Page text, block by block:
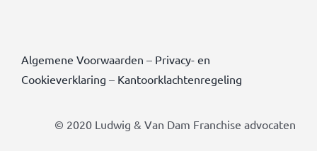
Algemene Voorwaarden – Privacy- en
Cookieverklaring – Kantoorklachtenregeling
© 2020 Ludwig & Van Dam Franchise advocaten